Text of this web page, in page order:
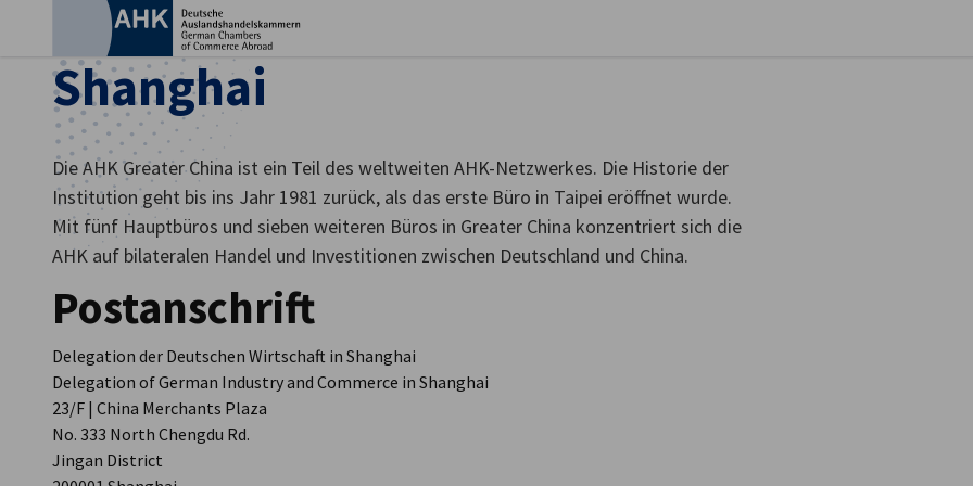
German
Shanghai
Die AHK Greater China ist ein Teil des weltweiten AHK-Netzwerkes. Die Historie der
Institution geht bis ins Jahr 1981 zurück, als das erste Büro in Taipei eröffnet wurde.
Mit fünf Hauptbüros und sieben weiteren Büros in Greater China konzentriert sich die
AHK auf bilateralen Handel und Investitionen zwischen Deutschland und China.
Postanschrift
Delegation der Deutschen Wirtschaft in Shanghai
Delegation of German Industry and Commerce in Shanghai
23/F | China Merchants Plaza
No. 333 North Chengdu Rd.
Jingan District